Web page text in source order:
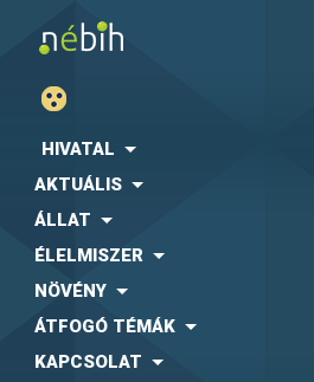
HIVATAL
AKTUÁLIS
ÁLLAT
ÉLELMISZER
NÖVÉNY
ÁTFOGÓ TÉMÁK
KAPCSOLAT